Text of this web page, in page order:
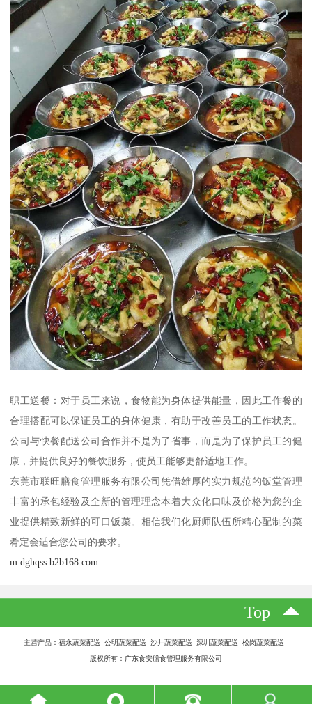
职工送餐：对于员工来说，食物能为身体提供能量，因此工作餐的
合理搭配可以保证员工的身体健康，有助于改善员工的工作状态。
公司与快餐配送公司合作并不是为了省事，而是为了保护员工的健
康，并提供良好的餐饮服务，使员工能够更舒适地工作。
东莞市联旺膳食管理服务有限公司凭借雄厚的实力规范的饭堂管理
丰富的承包经验及全新的管理理念本着大众化口味及价格为您的企
业提供精致新鲜的可口饭菜。相信我们化厨师队伍所精心配制的菜
肴定会适合您公司的要求。
m.dghqss.b2b168.com
Top
主营产品：福永蔬菜配送 公明蔬菜配送 沙井蔬菜配送 深圳蔬菜配送 松岗蔬菜配送
版权所有：广东食安膳食管理服务有限公司